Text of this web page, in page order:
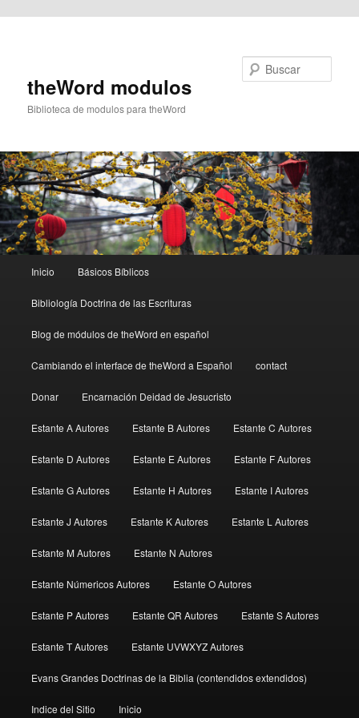
theWord modulos
Biblioteca de modulos para theWord
principal
Inicio Básicos Bíblicos
Bibliología Doctrina de las Escrituras
Blog de módulos de theWord en español
Cambiando el interface de theWord a Español contact
Donar Encarnación Deidad de Jesucristo
Estante A Autores Estante B Autores Estante C Autores
Estante D Autores Estante E Autores Estante F Autores
Estante G Autores Estante H Autores Estante I Autores
Estante J Autores Estante K Autores Estante L Autores
Estante M Autores Estante N Autores
Estante Númericos Autores Estante O Autores
Estante P Autores Estante QR Autores Estante S Autores
Estante T Autores Estante UVWXYZ Autores
Evans Grandes Doctrinas de la Biblia (contendidos extendidos)
Indice del Sitio Inicio